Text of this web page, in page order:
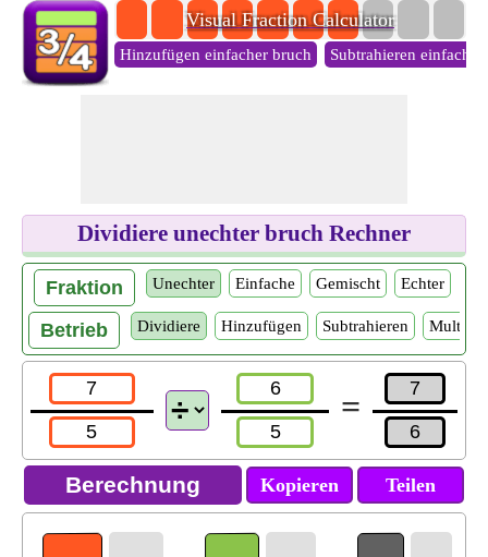
Visual Fraction Calculator
Hinzufügen einfacher bruch Subtrahieren
Dividiere unechter bruch Rechner
Fraktion Unechter Einfache Gemischt Echter
Betrieb Dividiere Hinzufügen Subtrahieren
=
Kopieren Teilen